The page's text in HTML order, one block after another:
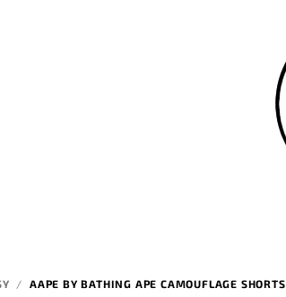
/ AAPE BY BATHING APE CAMOUFLAGE SHORTS